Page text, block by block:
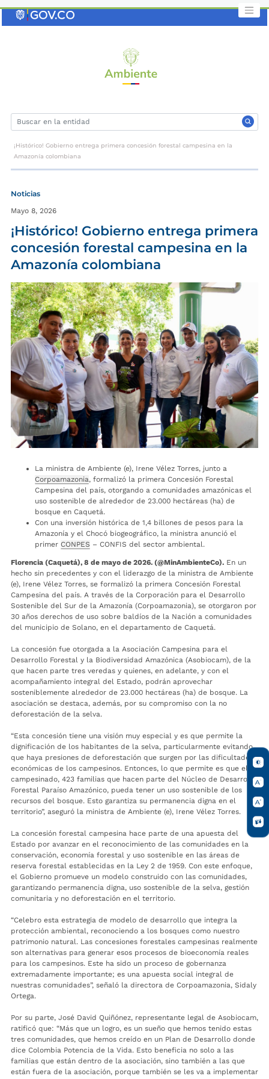
¡Histórico! Gobierno entrega primera concesión forestal campesina en la
Amazonía colombiana
Noticias
Mayo 8, 2026
¡Histórico! Gobierno entrega primera
concesión forestal campesina en la
Amazonía colombiana
La ministra de Ambiente (e), Irene Vélez Torres, junto a
Corpoamazonia, formalizó la primera Concesión Forestal
Campesina del país, otorgando a comunidades amazónicas el
uso sostenible de alrededor de 23.000 hectáreas (ha) de
bosque en Caquetá.
Con una inversión histórica de 1,4 billones de pesos para la
Amazonía y el Chocó biogeográfico, la ministra anunció el
primer CONPES – CONFIS del sector ambiental.
Florencia (Caquetá), 8 de mayo de 2026. (@MinAmbienteCo). En un
hecho sin precedentes y con el liderazgo de la ministra de Ambiente
(e), Irene Vélez Torres, se formalizó la primera Concesión Forestal
Campesina del país. A través de la Corporación para el Desarrollo
Sostenible del Sur de la Amazonía (Corpoamazonia), se otorgaron por
30 años derechos de uso sobre baldíos de la Nación a comunidades
del municipio de Solano, en el departamento de Caquetá.
La concesión fue otorgada a la Asociación Campesina para el
Desarrollo Forestal y la Biodiversidad Amazónica (Asobiocam), de la
que hacen parte tres veredas y quienes, en adelante, y con el
acompañamiento integral del Estado, podrán aprovechar
sosteniblemente alrededor de 23.000 hectáreas (ha) de bosque. La
asociación se destaca, además, por su compromiso con la no
deforestación de la selva.
“Esta concesión tiene una visión muy especial y es que permite la
dignificación de los habitantes de la selva, particularmente evitando
que haya presiones de deforestación que surgen por las dificultades
económicas de los campesinos. Entonces, lo que permite es que el
campesinado, 423 familias que hacen parte del Núcleo de Desarrollo
Forestal Paraíso Amazónico, pueda tener un uso sostenible de los
recursos del bosque. Esto garantiza su permanencia digna en el
territorio”, aseguró la ministra de Ambiente (e), Irene Vélez Torres.
La concesión forestal campesina hace parte de una apuesta del
Estado por avanzar en el reconocimiento de las comunidades en la
conservación, economía forestal y uso sostenible en las áreas de
reserva forestal establecidas en la Ley 2 de 1959. Con este enfoque,
el Gobierno promueve un modelo construido con las comunidades,
garantizando permanencia digna, uso sostenible de la selva, gestión
comunitaria y no deforestación en el territorio.
“Celebro esta estrategia de modelo de desarrollo que integra la
protección ambiental, reconociendo a los bosques como nuestro
patrimonio natural. Las concesiones forestales campesinas realmente
son alternativas para generar esos procesos de bioeconomía reales
para los campesinos. Este ha sido un proceso de gobernanza
extremadamente importante; es una apuesta social integral de
nuestras comunidades”, señaló la directora de Corpoamazonia, Sidaly
Ortega.
Por su parte, José David Quiñónez, representante legal de Asobiocam,
ratificó que: “Más que un logro, es un sueño que hemos tenido estas
tres comunidades, que hemos creído en un Plan de Desarrollo donde
dice Colombia Potencia de la Vida. Esto beneficia no solo a las
familias que están dentro de la asociación, sino también a las que
están fuera de la asociación, porque también se les va a implementar